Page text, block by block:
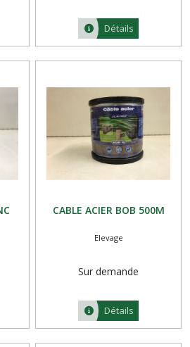
Détails
CABLE ACIER BOB 500M
Elevage
Sur demande
Détails